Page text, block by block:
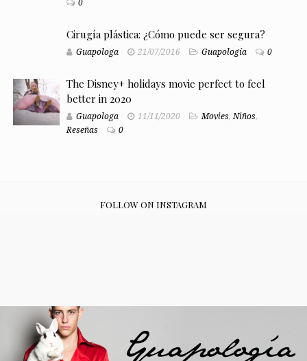
0
Cirugía plástica: ¿Cómo puede ser segura?
Guapologa 21/07/2016 Guapología 0
The Disney+ holidays movie perfect to feel
better in 2020
Guapologa 11/11/2020 Movies,Niños,
Reseñas
0
FOLLOW ON INSTAGRAM